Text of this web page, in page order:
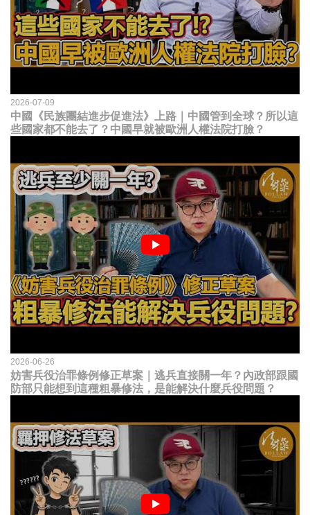
2026-07-09
中國《民族團結進步促進法》上路｜中國管到全球？所以這
些國家都不能去了？中國早就被歐洲人權法院打臉？
2026-06-26
妨害兵役治罪條例修正草案｜逃兵直接關一年？內政部跟國
防部只能想到這種粗暴修法，是能解決什麼兵役問題？